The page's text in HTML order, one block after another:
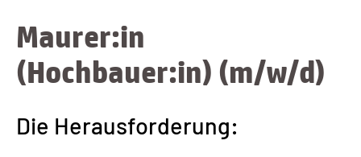
Maurer:in
(Hochbauer:in) (m/w/d)
Die Herausforderung: